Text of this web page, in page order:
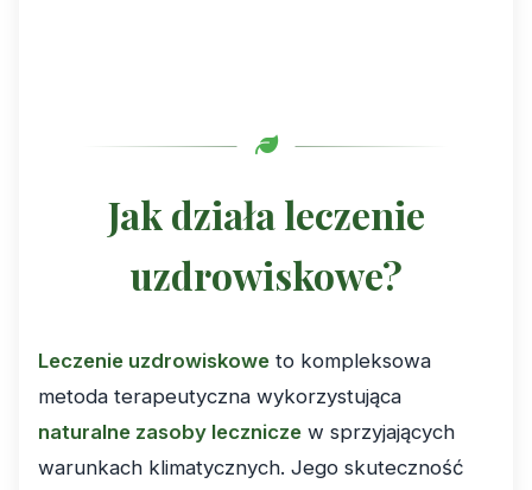
Jak działa leczenie
uzdrowiskowe?
Leczenie uzdrowiskowe to kompleksowa
metoda terapeutyczna wykorzystująca
naturalne zasoby lecznicze w sprzyjających
warunkach klimatycznych. Jego skuteczność